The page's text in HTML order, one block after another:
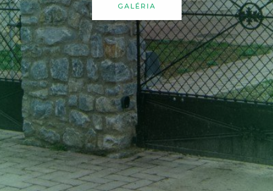
GALÉRIA